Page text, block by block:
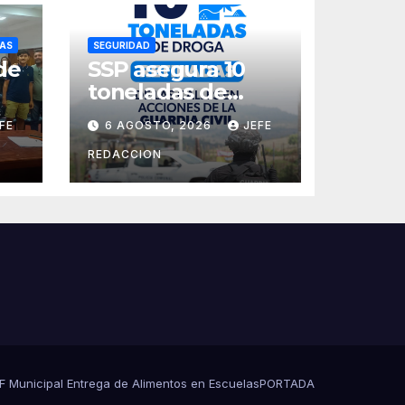
SEGURIDAD
SSP asegura 10
toneladas de
droga en 8 meses
6 AGOSTO, 2026 JEFE
REDACCION
Municipal Entrega de Alimentos en EscuelasPORTADA